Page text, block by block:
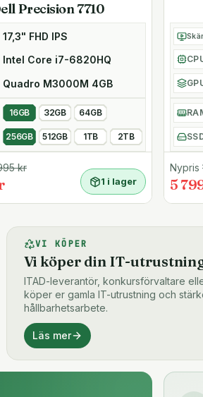
upplösning
Bluetooth 5.0
Precision 7710
17,3" FHD IPS
Intel Core i7-6820HQ
Quadro M3000M 4GB
16GB 32GB 64GB
256GB 512GB 1TB 2TB
kr
1 i lager
Nypris
5
VI KÖPER
Vi köper din IT-
ITAD-leverantör, konkursförvaltare
köper er gamla IT-utrustning och
hållbarhetsarbete.
Läs mer